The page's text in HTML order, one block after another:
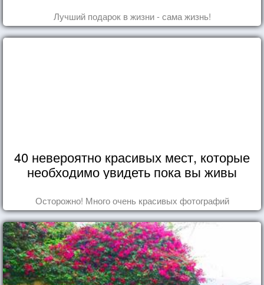
Лучший подарок в жизни - сама жизнь!
40 невероятно красивых мест, которые
необходимо увидеть пока вы живы
Осторожно! Много очень красивых фотографий